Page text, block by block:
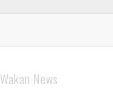
Wakan News